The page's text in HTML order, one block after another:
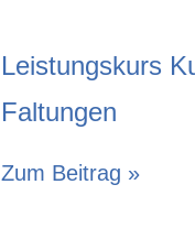
Leistungskurs
Faltungen
Zum Beitrag »